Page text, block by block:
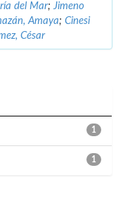
del Mar;Jimeno
Amaya; Cinesi
César
1
1